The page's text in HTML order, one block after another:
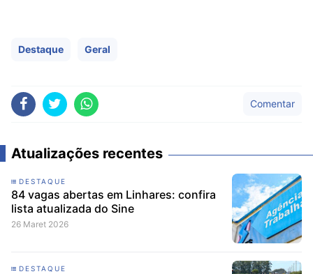
Destaque Geral
Comentar
Atualizações recentes
DESTAQUE
84 vagas abertas em Linhares: confira
lista atualizada do Sine
26 Maret 2026
DESTAQUE